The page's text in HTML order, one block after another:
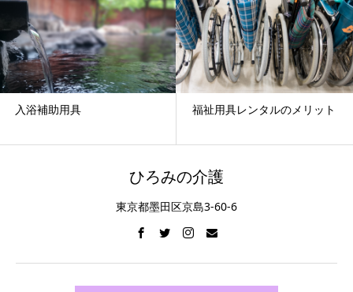
用具 福祉用具レンタルのメリット 看取
ひろみの介護
東京都墨田区京島3-60-6